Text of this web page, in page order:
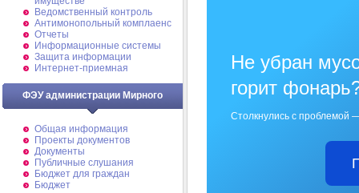
Ведомственный контроль
Антимонопольный комплаенс
Отчеты
Информационные системы
Защита информации
Интернет-приемная
ФЭУ администрации Мирного
Общая информация
Проекты документов
Документы
Публичные слушания
Бюджет для граждан
Бюджет
Не убран
горит
Столкнулись с проблемой